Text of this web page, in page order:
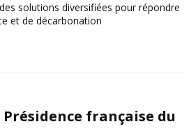
solutions diversifiées pour répondre
et de décarbonation
française du